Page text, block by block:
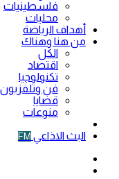
فلسطينيات
محليات
أهداف الرياضة
من هنا وهناك
الكل
اقتصاد
تكنولوجيا
فن وتلفزيون
قضايا
منوعات
البث الاذاعي FM